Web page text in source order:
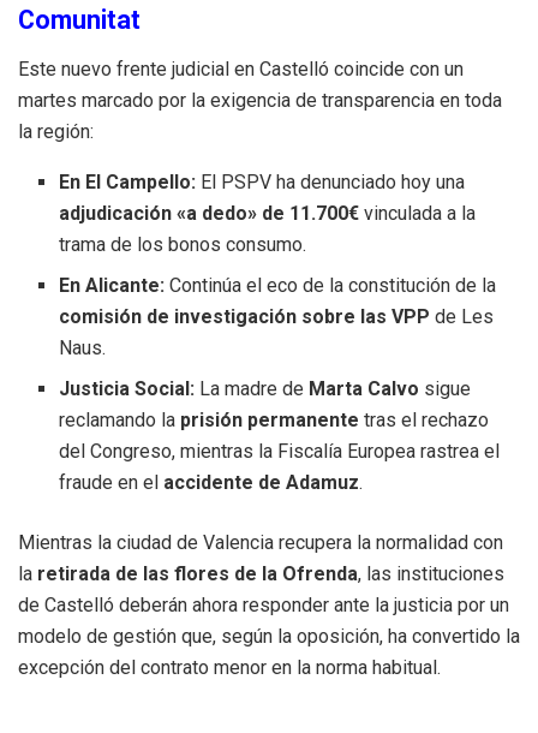
Comunitat
Este nuevo frente judicial en Castelló coincide con un
martes marcado por la exigencia de transparencia en toda
la región:
En El Campello: El PSPV ha denunciado hoy una
adjudicación «a dedo» de 11.700€ vinculada a la
trama de los bonos consumo.
En Alicante: Continúa el eco de la constitución de la
comisión de investigación sobre las VPP de Les
Naus.
Justicia Social: La madre de Marta Calvo sigue
reclamando la prisión permanente tras el rechazo
del Congreso, mientras la Fiscalía Europea rastrea el
fraude en el accidente de Adamuz.
Mientras la ciudad de Valencia recupera la normalidad con
la retirada de las flores de la Ofrenda, las instituciones
de Castelló deberán ahora responder ante la justicia por un
modelo de gestión que, según la oposición, ha convertido la
excepción del contrato menor en la norma habitual.